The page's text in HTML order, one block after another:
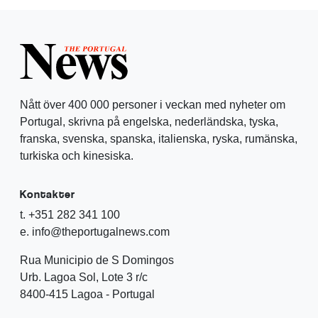
Nått över 400 000 personer i veckan med nyheter om
Portugal, skrivna på engelska, nederländska, tyska,
franska, svenska, spanska, italienska, ryska, rumänska,
turkiska och kinesiska.
Kontakter
t. +351 282 341 100
e. info@theportugalnews.com
Rua Municipio de S Domingos
Urb. Lagoa Sol, Lote 3 r/c
8400-415 Lagoa - Portugal